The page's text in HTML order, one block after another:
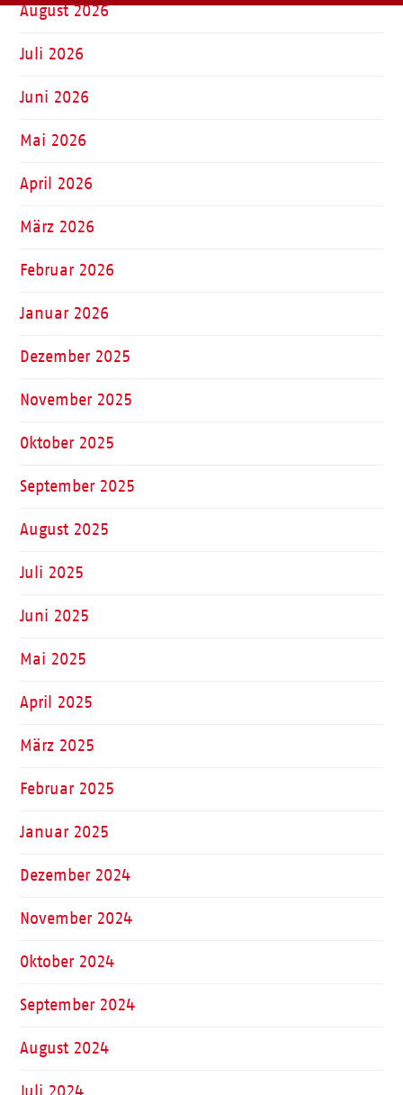
August 2026
Juli 2026
Juni 2026
Mai 2026
April 2026
März 2026
Februar 2026
Januar 2026
Dezember 2025
November 2025
Oktober 2025
September 2025
August 2025
Juli 2025
Juni 2025
Mai 2025
April 2025
März 2025
Februar 2025
Januar 2025
Dezember 2024
November 2024
Oktober 2024
September 2024
August 2024
Juli 2024